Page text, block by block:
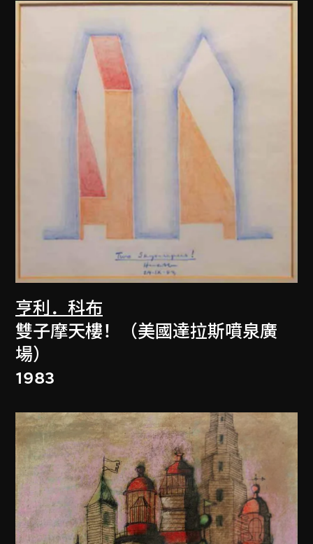
亨利．科布
雙子摩天樓！（美國達拉斯噴泉廣
場）
1983